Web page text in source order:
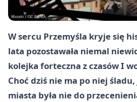
W sercu Przemyśla kryje się
lata pozostawała niemal
kolejka forteczna z czasów I
Choć dziś nie ma po niej
miasta była nie do